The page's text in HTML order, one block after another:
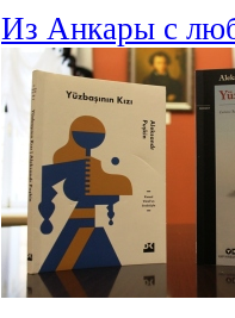
Из Анкары с